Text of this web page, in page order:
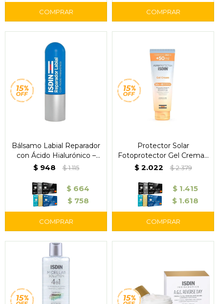
Bálsamo Labial Reparador
con Ácido Hialurónico –
ISDIN
$ 948 $1.115
$ 664
$ 758
Protector Solar
Fotoprotector Gel Crema -
Isdin
$ 2.022 $2.379
$ 1.415
$ 1.618